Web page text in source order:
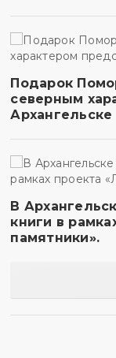
Подарок
северным
Архангельске
В
книги в
памятники».